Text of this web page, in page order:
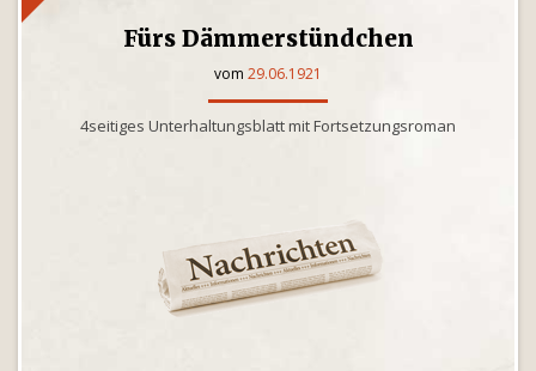
Fürs Dämmerstündchen
vom 29.06.1921
4seitiges Unterhaltungsblatt mit Fortsetzungsroman